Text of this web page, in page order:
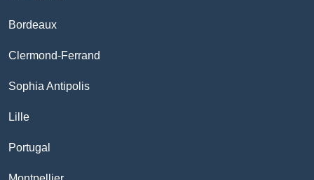
Bordeaux
Clermond-Ferrand
Sophia Antipolis
Lille
Portugal